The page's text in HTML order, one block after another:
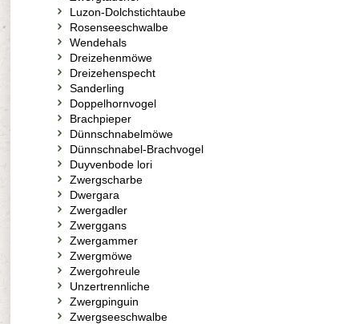
Luzon-Dolchstichtaube
Rosenseeschwalbe
Wendehals
Dreizehenmöwe
Dreizehenspecht
Sanderling
Doppelhornvogel
Brachpieper
Dünnschnabelmöwe
Dünnschnabel-Brachvogel
Duyvenbode lori
Zwergscharbe
Dwergara
Zwergadler
Zwerggans
Zwergammer
Zwergmöwe
Zwergohreule
Unzertrennliche
Zwergpinguin
Zwergseeschwalbe